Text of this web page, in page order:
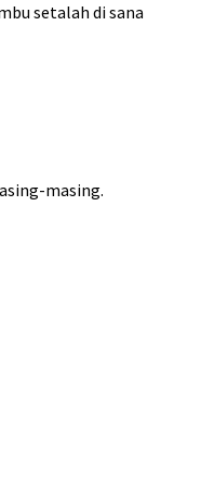
setalah di sana
masing.